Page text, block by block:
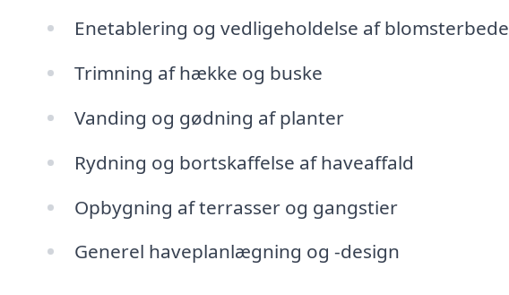
Enetablering og vedligeholdelse af blomsterbede
Trimning af hække og buske
Vanding og gødning af planter
Rydning og bortskaffelse af haveaffald
Opbygning af terrasser og gangstier
Generel haveplanlægning og -design